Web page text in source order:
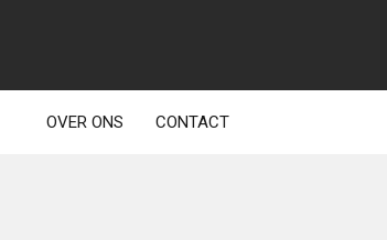
OVER ONS CONTACT